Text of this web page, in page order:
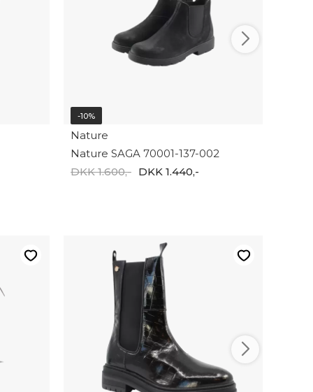
-10%
Nature
Nature SAGA 70001-137-002
DKK 1.600,- DKK 1.440,-